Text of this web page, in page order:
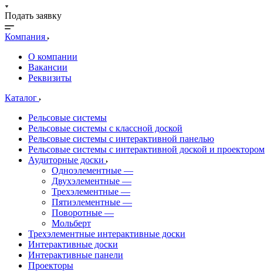
Подать заявку
Компания
О компании
Вакансии
Реквизиты
Каталог
Рельсовые системы
Рельсовые системы с классной доской
Рельсовые системы с интерактивной панелью
Рельсовые системы с интерактивной доской и проектором
Аудиторные доски
Одноэлементные —
Двухэлементные —
Трехэлементные —
Пятиэлементные —
Поворотные —
Мольберт
Трехэлементные интерактивные доски
Интерактивные доски
Интерактивные панели
Проекторы